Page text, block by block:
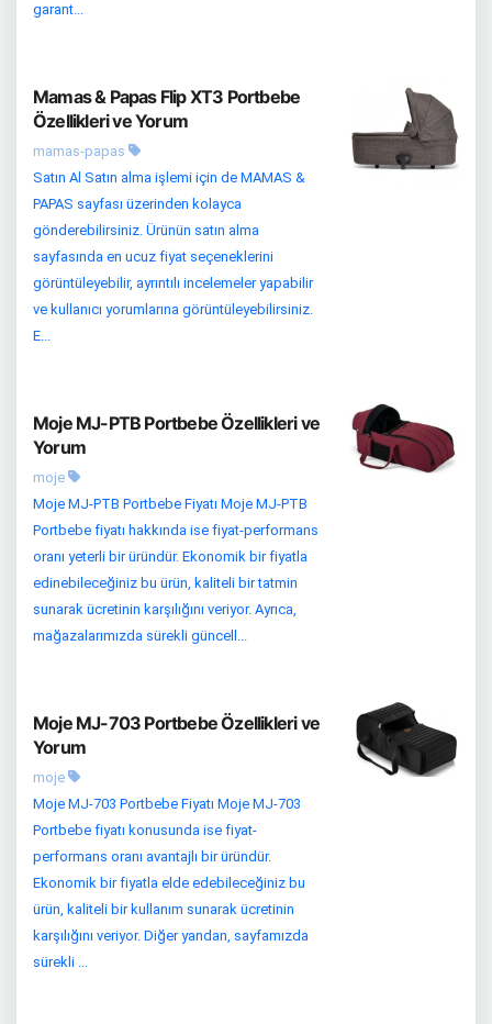
garant...
Mamas & Papas Flip XT3 Portbebe
Özellikleri ve Yorum
mamas-papas
Satın Al Satın alma işlemi için de MAMAS &
PAPAS sayfası üzerinden kolayca
gönderebilirsiniz. Ürünün satın alma
sayfasında en ucuz fiyat seçeneklerini
görüntüleyebilir, ayrıntılı incelemeler yapabilir
ve kullanıcı yorumlarına görüntüleyebilirsiniz.
E...
Moje MJ-PTB Portbebe Özellikleri ve
Yorum
moje
Moje MJ-PTB Portbebe Fiyatı Moje MJ-PTB
Portbebe fiyatı hakkında ise fiyat-performans
oranı yeterli bir üründür. Ekonomik bir fiyatla
edinebileceğiniz bu ürün, kaliteli bir tatmin
sunarak ücretinin karşılığını veriyor. Ayrıca,
mağazalarımızda sürekli güncell...
Moje MJ-703 Portbebe Özellikleri ve
Yorum
moje
Moje MJ-703 Portbebe Fiyatı Moje MJ-703
Portbebe fiyatı konusunda ise fiyat-
performans oranı avantajlı bir üründür.
Ekonomik bir fiyatla elde edebileceğiniz bu
ürün, kaliteli bir kullanım sunarak ücretinin
karşılığını veriyor. Diğer yandan, sayfamızda
sürekli ...